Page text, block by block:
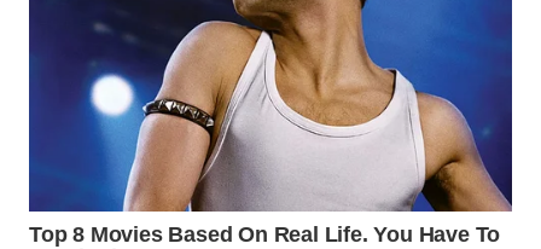
BEKASI
WN
BOGOR
DEPOK